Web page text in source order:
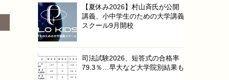
【夏休み2026】村山斉氏が公開
講義、小中学生のための大学講義
スクール9月開校
司法試験2026、短答式の合格率
79.3％…早大など大学院別結果も